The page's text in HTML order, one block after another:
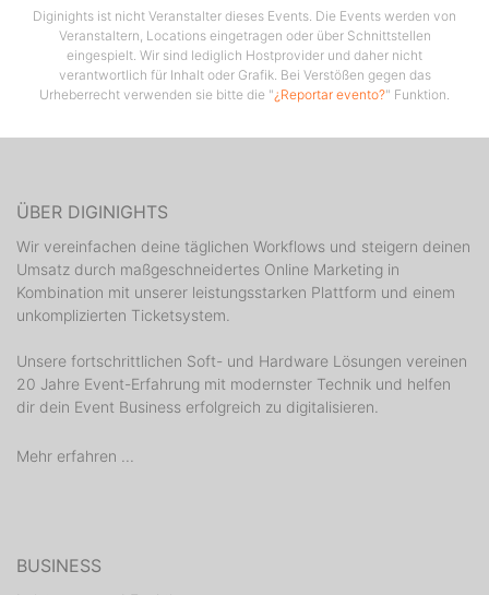
Diginights ist nicht Veranstalter dieses Events. Die Events werden von
Veranstaltern, Locations eingetragen oder über Schnittstellen
eingespielt. Wir sind lediglich Hostprovider und daher nicht
verantwortlich für Inhalt oder Grafik. Bei Verstößen gegen das
Urheberrecht verwenden sie bitte die "¿Reportar evento?" Funktion.
ÜBER DIGINIGHTS
Wir vereinfachen deine täglichen Workflows und steigern deinen
Umsatz durch maßgeschneidertes Online Marketing in
Kombination mit unserer leistungsstarken Plattform und einem
unkomplizierten Ticketsystem.
Unsere fortschrittlichen Soft- und Hardware Lösungen vereinen
20 Jahre Event-Erfahrung mit modernster Technik und helfen
dir dein Event Business erfolgreich zu digitalisieren.
Mehr erfahren ...
BUSINESS